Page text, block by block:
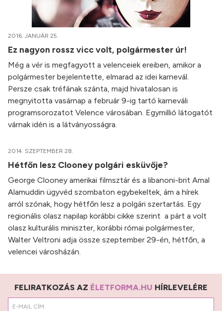
2016. JANUÁR 25.
Ez nagyon rossz vicc volt, polgármester úr!
Még a vér is megfagyott a velenceiek ereiben, amikor a
polgármester bejelentette, elmarad az idei karnevál.
Persze csak tréfának szánta, majd hivatalosan is
megnyitotta vasárnap a február 9-ig tartó karneváli
programsorozatot Velence városában. Egymillió látogatót
várnak idén is a látványosságra.
2014. SZEPTEMBER 28.
Hétfőn lesz Clooney polgári esküvője?
George Clooney amerikai filmsztár és a libanoni-brit Amal
Alamuddin ügyvéd szombaton egybekeltek, ám a hírek
arról szónak, hogy hétfőn lesz a polgári szertartás. Egy
regionális olasz napilap korábbi cikke szerint a párt a volt
olasz kulturális miniszter, korábbi római polgármester,
Walter Veltroni adja össze szeptember 29-én, hétfőn, a
velencei városházán.
FELIRATKOZÁS AZ ÉLETFORMA.HU HÍRLEVELÉRE